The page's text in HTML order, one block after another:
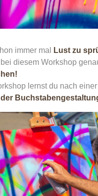
immer mal Lust zu
diesem Workshop
lernst du nach